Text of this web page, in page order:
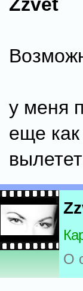
у меня
еще
О